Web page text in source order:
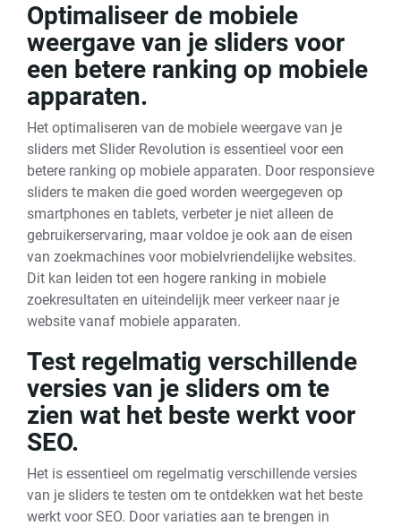
Optimaliseer de mobiele
weergave van je sliders voor
een betere ranking op mobiele
apparaten.
Het optimaliseren van de mobiele weergave van je
sliders met Slider Revolution is essentieel voor een
betere ranking op mobiele apparaten. Door responsieve
sliders te maken die goed worden weergegeven op
smartphones en tablets, verbeter je niet alleen de
gebruikerservaring, maar voldoe je ook aan de eisen
van zoekmachines voor mobielvriendelijke websites.
Dit kan leiden tot een hogere ranking in mobiele
zoekresultaten en uiteindelijk meer verkeer naar je
website vanaf mobiele apparaten.
Test regelmatig verschillende
versies van je sliders om te
zien wat het beste werkt voor
SEO.
Het is essentieel om regelmatig verschillende versies
van je sliders te testen om te ontdekken wat het beste
werkt voor SEO. Door variaties aan te brengen in